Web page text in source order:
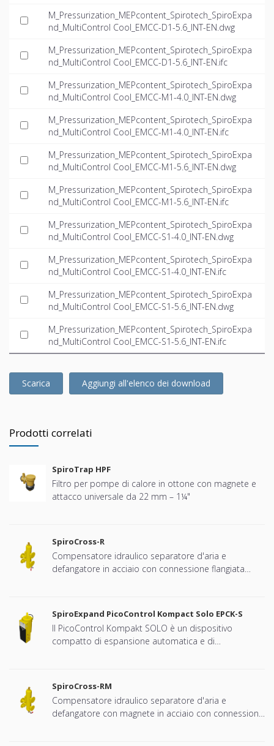
M_Pressurization_MEPcontent_Spirotech_SpiroExpa
nd_MultiControl Cool_EMCC-D1-5.6_INT-EN.dwg
M_Pressurization_MEPcontent_Spirotech_SpiroExpa
nd_MultiControl Cool_EMCC-D1-5.6_INT-EN.ifc
M_Pressurization_MEPcontent_Spirotech_SpiroExpa
nd_MultiControl Cool_EMCC-M1-4.0_INT-EN.dwg
M_Pressurization_MEPcontent_Spirotech_SpiroExpa
nd_MultiControl Cool_EMCC-M1-4.0_INT-EN.ifc
M_Pressurization_MEPcontent_Spirotech_SpiroExpa
nd_MultiControl Cool_EMCC-M1-5.6_INT-EN.dwg
M_Pressurization_MEPcontent_Spirotech_SpiroExpa
nd_MultiControl Cool_EMCC-M1-5.6_INT-EN.ifc
M_Pressurization_MEPcontent_Spirotech_SpiroExpa
nd_MultiControl Cool_EMCC-S1-4.0_INT-EN.dwg
M_Pressurization_MEPcontent_Spirotech_SpiroExpa
nd_MultiControl Cool_EMCC-S1-4.0_INT-EN.ifc
M_Pressurization_MEPcontent_Spirotech_SpiroExpa
nd_MultiControl Cool_EMCC-S1-5.6_INT-EN.dwg
M_Pressurization_MEPcontent_Spirotech_SpiroExpa
nd_MultiControl Cool_EMCC-S1-5.6_INT-EN.ifc
Scarica Aggiungi all'elenco dei download
Prodotti correlati
SpiroTrap HPF
Filtro per pompe di calore in ottone con magnete e
attacco universale da 22 mm – 1¼"
SpiroCross-R
Compensatore idraulico separatore d'aria e
defangatore in acciaio con connessione flangiata
SpiroExpand PicoControl Kompact Solo EPCK-S
Il PicoControl Kompakt SOLO è un dispositivo
compatto di espansione automatica e di
SpiroCross-RM
Compensatore idraulico separatore d'aria e
defangatore con magnete in acciaio con connessione